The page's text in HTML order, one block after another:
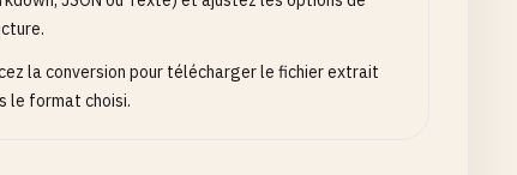
la conversion pour télécharger le fichier extrait
le format choisi.